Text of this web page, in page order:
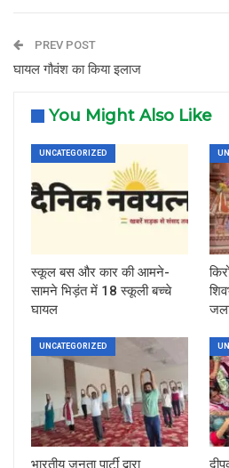
PREV POST
घायल गौवंश का किया इलाज
You Might Also Like
UNCATEGORIZED
स्कूल बस और कार की आमने-
सामने भिड़ंत में 18 स्कूली बच्चे
घायल
UNCATEGORIZED